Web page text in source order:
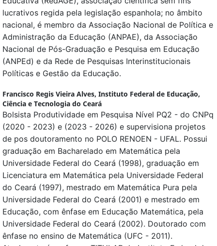
lucrativos regida pela legislação espanhola; no âmbito
nacional, é membro da Associação Nacional de Política e
Administração da Educação (ANPAE), da Associação
Nacional de Pós-Graduação e Pesquisa em Educação
(ANPEd) e da Rede de Pesquisas Interinstitucionais
Políticas e Gestão da Educação.
Francisco Regis Vieira Alves, Instituto Federal de Educação,
Ciência e Tecnologia do Ceará
Bolsista Produtividade em Pesquisa Nível PQ2 - do CNPq
(2020 - 2023) e (2023 - 2026) e supervisiona projetos
de pos doutoramento no POLO RENOEN - UFAL. Possui
graduação em Bacharelado em Matemática pela
Universidade Federal do Ceará (1998), graduação em
Licenciatura em Matemática pela Universidade Federal
do Ceará (1997), mestrado em Matemática Pura pela
Universidade Federal do Ceará (2001) e mestrado em
Educação, com ênfase em Educação Matemática, pela
Universidade Federal do Ceará (2002). Doutorado com
ênfase no ensino de Matemática (UFC - 2011).